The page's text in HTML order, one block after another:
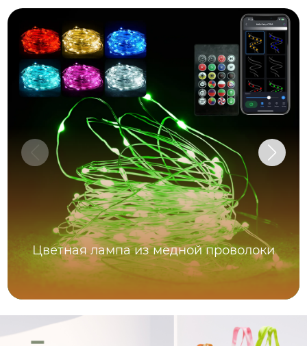
Цветная лампа из медной проволоки